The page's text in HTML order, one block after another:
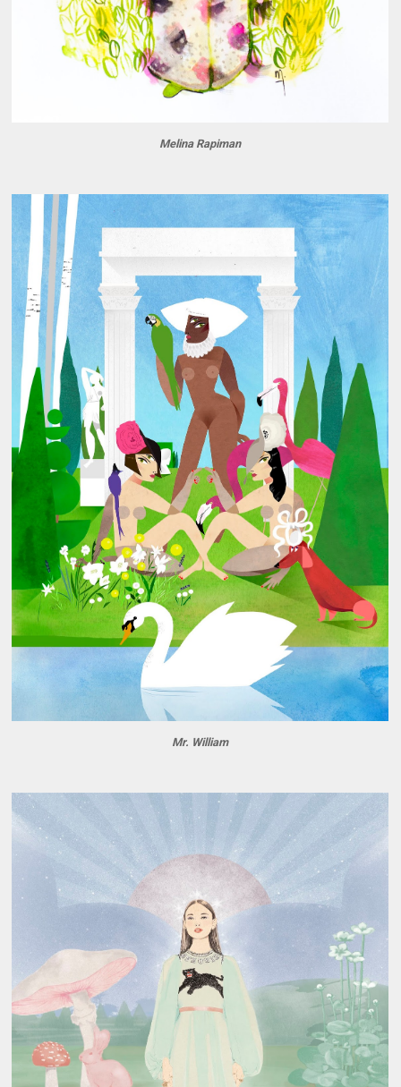
Melina Rapiman
Mr. William